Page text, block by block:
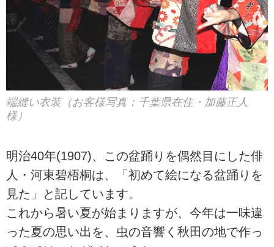
端縫い衣装（お客様写真：千葉県在住・加藤正人
様）
明治40年(1907)、この盆踊りを偶然目にした俳
人・河東碧梧桐は、「初めて絵になる盆踊りを
見た」と記しています。
これから暑い夏が始まりますが、今年は一味違
った夏の思い出を、虫の音響く秋田の地で作っ